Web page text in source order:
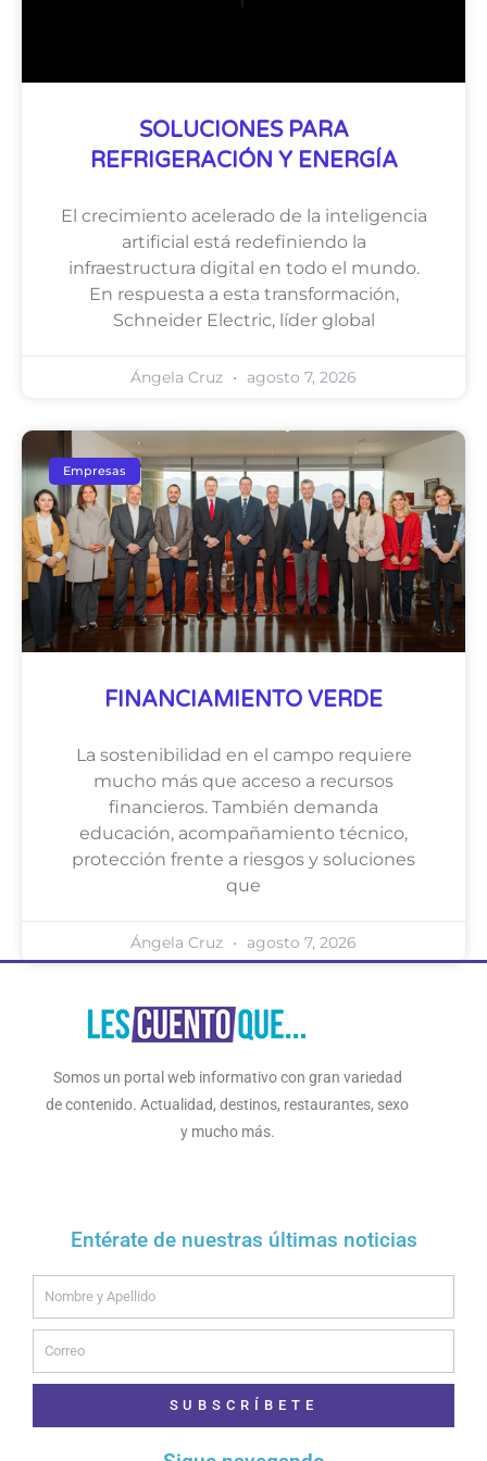
SOLUCIONES PARA
REFRIGERACIÓN Y ENERGÍA
El crecimiento acelerado de la inteligencia
artificial está redefiniendo la
infraestructura digital en todo el mundo.
En respuesta a esta transformación,
Schneider Electric, líder global
Ángela Cruz agosto 7, 2026
Empresas
FINANCIAMIENTO VERDE
La sostenibilidad en el campo requiere
mucho más que acceso a recursos
financieros. También demanda
educación, acompañamiento técnico,
protección frente a riesgos y soluciones
que
Ángela Cruz agosto 7, 2026
Somos un portal web informativo con gran variedad
de contenido. Actualidad, destinos, restaurantes, sexo
y mucho más.
Entérate de nuestras últimas noticias
SUBSCRÍBETE